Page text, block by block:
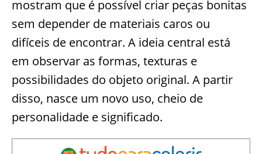
mostram que é possível criar peças bonitas
sem depender de materiais caros ou
difíceis de encontrar. A ideia central está
em observar as formas, texturas e
possibilidades do objeto original. A partir
disso, nasce um novo uso, cheio de
personalidade e significado.